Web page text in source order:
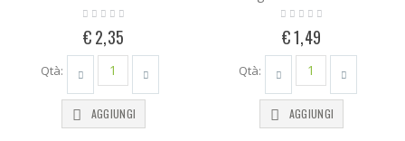
€ 2,35
Qtà:
AGGIUNGI
€ 1,49
Qtà:
AGGIUNGI